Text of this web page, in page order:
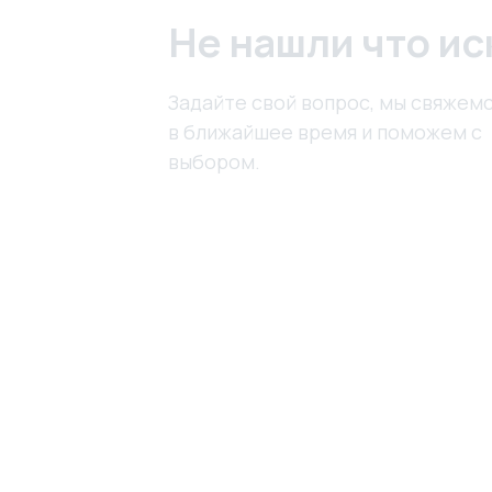
Не нашли что
Задайте свой вопрос, мы
в ближайшее время и поможем с
выбором.